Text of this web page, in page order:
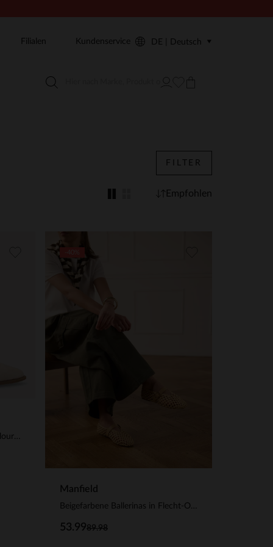
Filialen Kundenservice DE | Deutsch
FILTER
Empfohlen
Beigefarbene Slingbacks aus Veloursleder
Manfield
Beigefarbene Ballerinas in Flecht-Optik
89.98
53.99